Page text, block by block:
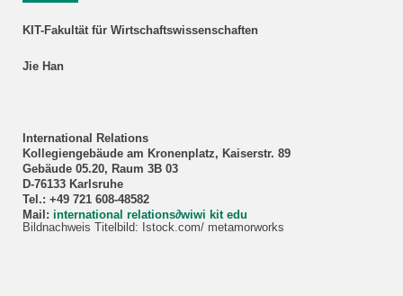
KIT-Fakultät für Wirtschaftswissenschaften
Jie Han
International Relations
Kollegiengebäude am Kronenplatz, Kaiserstr. 89
Gebäude 05.20, Raum 3B 03
D-76133 Karlsruhe
Tel.: +49 721 608-48582
Mail: international relations∂wiwi kit edu
Bildnachweis Titelbild: Istock.com/ metamorworks